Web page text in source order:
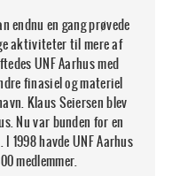
endnu en gang prøvede
aktiviteter til mere af
UNF Aarhus med
finasiel og materiel
Klaus Seiersen blev
Nu var bunden for en
1998 havde UNF Aarhus
medlemmer.